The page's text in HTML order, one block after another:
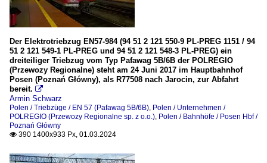
Der Elektrotriebzug EN57-984 (94 51 2 121 550-9 PL-PREG 1151 / 94
51 2 121 549-1 PL-PREG und 94 51 2 121 548-3 PL-PREG) ein
dreiteiliger Triebzug vom Typ Pafawag 5B/6B der POLREGIO
(Przewozy Regionalne) steht am 24 Juni 2017 im Hauptbahnhof
Posen (Poznań Główny), als R77508 nach Jarocin, zur Abfahrt
bereit. 
Armin Schwarz
Polen / Triebzüge / EN 57 (Pafawag 5B/6B), Polen / Unternehmen /
POLREGIO (Przewozy Regionalne sp. z o.o.), Polen / Bahnhöfe / Posen Hbf /
Poznań Główny
 390 1400x933 Px, 01.03.2024